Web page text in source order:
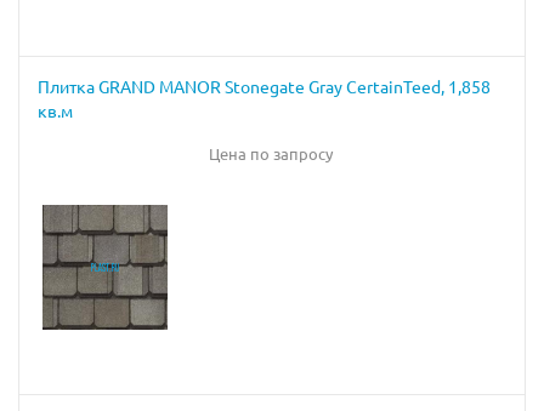
Плитка GRAND MANOR Stonegate Gray CertainTeed, 1,858
кв.м
Цена по запросу